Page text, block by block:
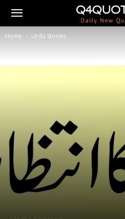
Home Urdu Stories